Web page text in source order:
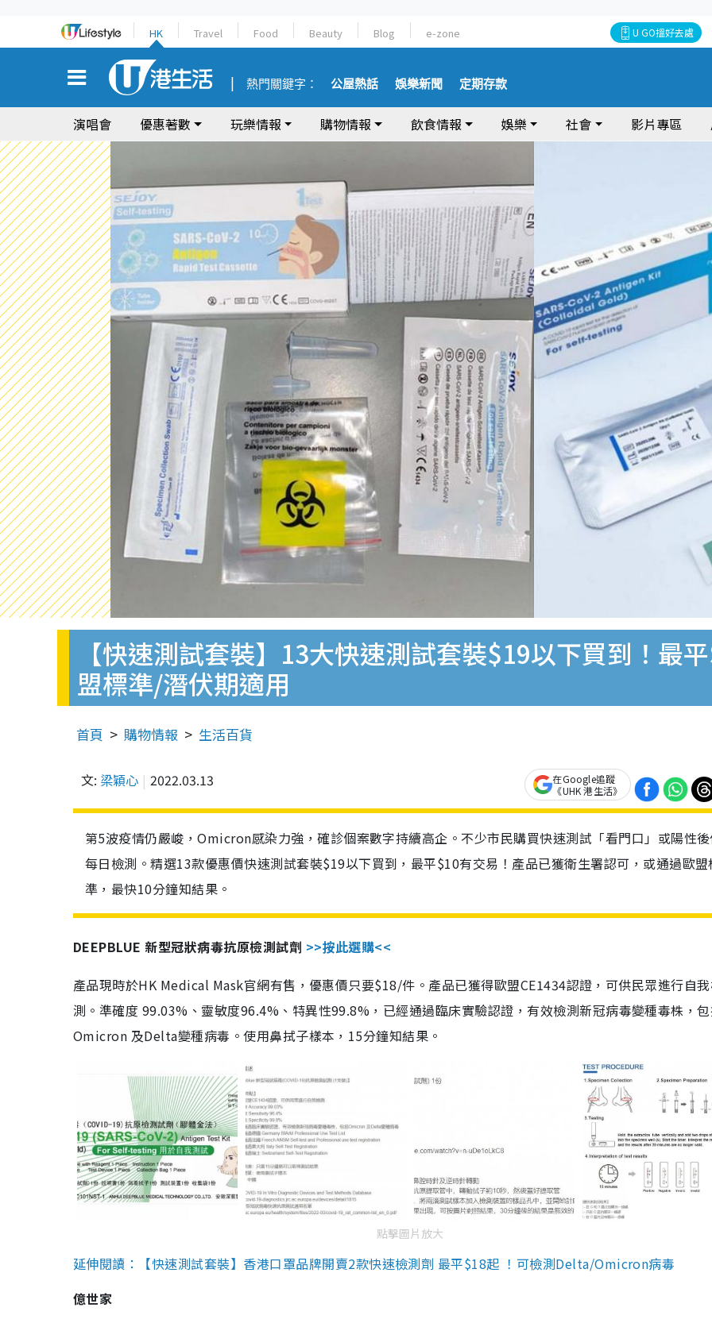
HK Travel Food Beauty Blog e-zone U GO搵好去處
熱門關鍵字： 公屋熱話 娛樂新聞 定期存款
演唱會 優惠著數 玩樂情報 購物情報 飲食情報 娛樂 社會 影片專區
【快速測試套裝】13大快速測試套裝$19以下買到！最
盟標準/潛伏期適用
首頁 購物情報 生活百貨
文: 梁穎心 2022.03.13
在Google追蹤
《UHK 港生活》
第5波疫情仍嚴峻，Omicron感染力強，確診個案數字持續高企。不少市民購買快速測試「看門口」或陽性
每日檢測。精選13款優惠價快速測試套裝$19以下買到，最平$10有交易！產品已獲衛生署認可，或通過歐盟
準，最快10分鐘知結果。
DEEPBLUE 新型冠狀病毒抗原檢測試劑 >>按此選購<<
產品現時於HK Medical Mask官網有售，優惠價只要$18/件。產品已獲得歐盟CE1434認證，可供民眾進行自
測。準確度 99.03%、靈敏度96.4%、特異性99.8%，已經通過臨床實驗認證，有效檢測新冠病毒變種毒株，
Omicron 及Delta變種病毒。使用鼻拭子樣本，15分鐘知結果。
點擊圖片放大
延伸閱讀：【快速測試套裝】香港口罩品牌開賣2款快速檢測劑 最平$18起 ！可檢測Delta/Omicron病毒
億世家